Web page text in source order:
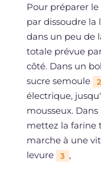
Pour préparer le
par dissoudre
dans un peu de
totale prévue
côté. Dans un
sucre semoule
2
électrique,
mousseux.
mettez la farine
marche à une
levure
3 ,